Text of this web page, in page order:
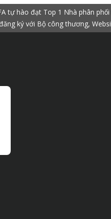
tự hào đạt Top 1 Nhà phân
ký với Bộ công thương,